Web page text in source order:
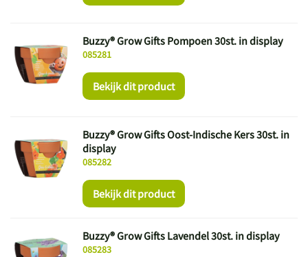
085281
Buzzy® Grow Gifts Pompoen 30st. in display
Bekijk dit product
085282
Buzzy® Grow Gifts Oost-Indische Kers 30st. in
display
Bekijk dit product
085283
Buzzy® Grow Gifts Lavendel 30st. in display